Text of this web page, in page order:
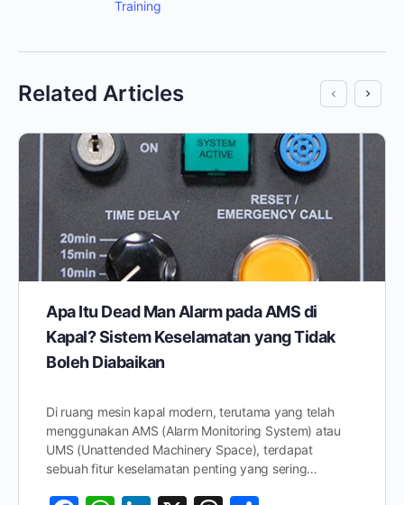
Training
Related Articles
Apa Itu Dead Man Alarm pada AMS di
Kapal? Sistem Keselamatan yang Tidak
Boleh Diabaikan
Di ruang mesin kapal modern, terutama yang telah
menggunakan AMS (Alarm Monitoring System) atau
UMS (Unattended Machinery Space), terdapat
sebuah fitur keselamatan penting yang sering…